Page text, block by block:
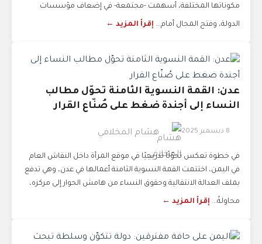
مكوناتها المختلفة، أسهمت -مجتمعة- في إضعاف مؤسسات
الدولة، وفتح المجال أمام... إقرأ المزيد ←
عدن: القمة النسوية الثامنة تحوّل مطالب
النساء إلى أجندة ضغط على صُنّاع القرار
8 ديسمبر 2025 هشام المخلافي
في خطوة تعكس تحوّلًا تدريجيًا في موقع المرأة داخل النقاش العام
في اليمن، اختتمت القمة النسوية الثامنة أعمالها في عدن، وهي تدفع
بملف العدالة الانتقالية وحقوق النساء من هامش الحوار إلى مركزه،
محاولةً... إقرأ المزيد ←